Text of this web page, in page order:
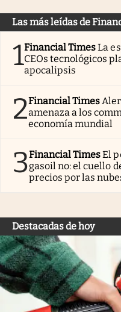
Las más leídas de
1Financial TimesLa
CEOs tecnológicos
apocalipsis
2Financial Times
amenaza a los
economía mundial
3Financial TimesEl
gasoil no: el cuello
precios por las
Destacadas de hoy